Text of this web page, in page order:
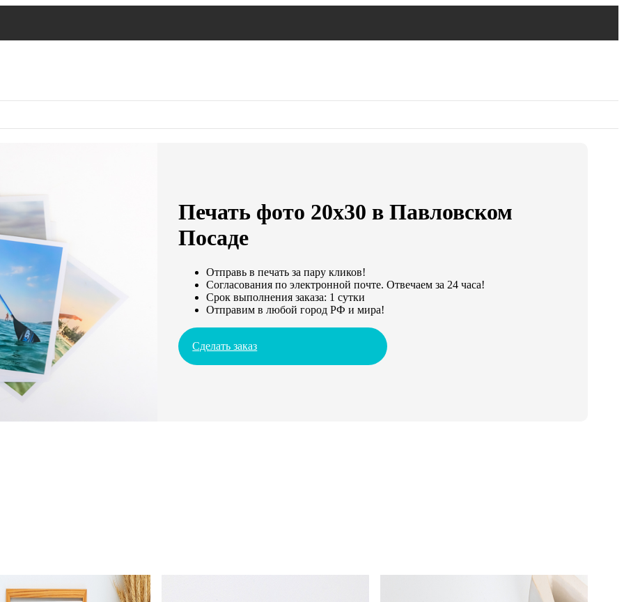
Печать фото 20х30 в Павловском
Посаде
Отправь в печать за пару кликов!
Согласования по электронной почте. Отвечаем за 24 часа!
Срок выполнения заказа: 1 сутки
Отправим в любой город РФ и мира!
Сделать заказ